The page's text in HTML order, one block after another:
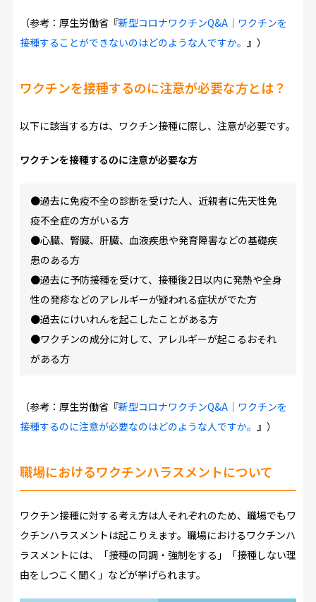
（参考：厚生労働省『新型コロナワクチンQ&A｜ワクチンを
接種することができないのはどのような人ですか。 』）
ワクチンを接種するのに注意が必要な方とは？
以下に該当する方は、ワクチン接種に際し、注意が必要です。
ワクチンを接種するのに注意が必要な方
●過去に免疫不全の診断を受けた人、近親者に先天性免
疫不全症の方がいる方
●心臓、腎臓、肝臓、血液疾患や発育障害などの基礎疾
患のある方
●過去に予防接種を受けて、接種後2日以内に発熱や全身
性の発疹などのアレルギーが疑われる症状がでた方
●過去にけいれんを起こしたことがある方
●ワクチンの成分に対して、アレルギーが起こるおそれ
がある方
（参考：厚生労働省『新型コロナワクチンQ&A｜ワクチンを
接種するのに注意が必要なのはどのような人ですか。 』）
職場におけるワクチンハラスメントについて
ワクチン接種に対する考え方は人それぞれのため、職場でもワ
クチンハラスメントは起こりえます。職場におけるワクチンハ
ラスメントには、「接種の同調・強制をする」「接種しない理
由をしつこく聞く」などが挙げられます。